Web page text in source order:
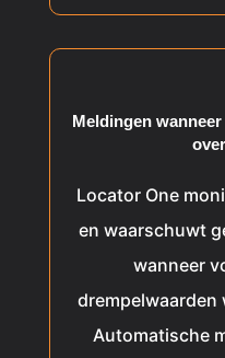
Meldingen
Locator One
en waarschuwt
wanneer
drempelwaarden
Automatische